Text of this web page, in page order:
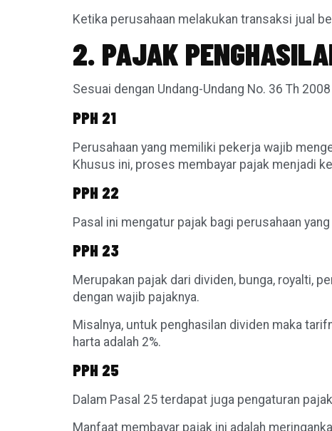
Ketika perusahaan melakukan transaksi jual
2. PAJAK
Sesuai dengan Undang-Undang No. 36 Th
PPH 21
Perusahaan yang memiliki pekerja wajib
Khusus ini, proses membayar pajak menjadi
PPH 22
Pasal ini mengatur pajak bagi perusahaan
PPH 23
Merupakan pajak dari dividen, bunga, royalti,
dengan wajib pajaknya.
Misalnya, untuk penghasilan dividen maka
harta adalah 2%.
PPH 25
Dalam Pasal 25 terdapat juga pengaturan
Manfaat membayar pajak ini adalah